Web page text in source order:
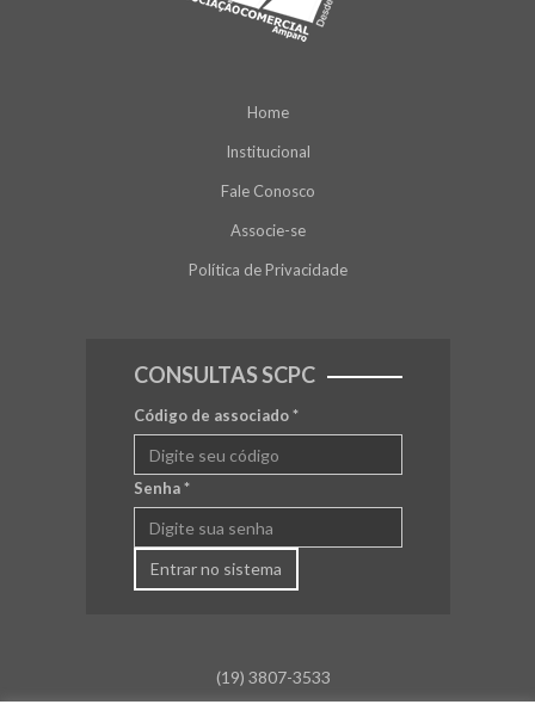
Home
Institucional
Fale Conosco
Associe-se
Política de Privacidade
CONSULTAS SCPC
Código de associado*
Senha*
Entrar no sistema
(19) 3807-3533